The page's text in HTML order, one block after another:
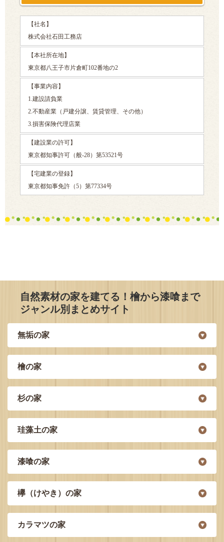
【社名】
株式会社石田工務店
【本社所在地】
東京都八王子市片倉町102番地の2
【事業内容】
1.建設請負業
2.不動産業（戸建分譲、賃貸管理、その他）
3.損害保険代理店業
【建設業の許可】
東京都知事許可（般-28）第53521号
【宅建業の登録】
東京都知事免許（5）第77334号
自然素材の家を建てる！檜から漆喰まで
ジャンル別まとめサイト
無垢の家
檜の家
杉の家
珪藻土の家
漆喰の家
欅（けやき）の家
カラマツの家